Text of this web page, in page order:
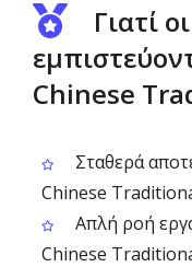
Γιατί
Chinese
Σταθερά
Chinese
Απλή ροή
Chinese